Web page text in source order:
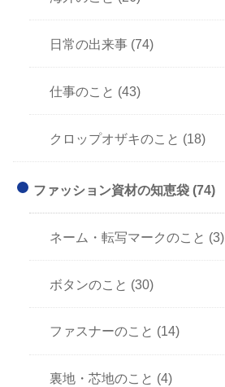
日常の出来事 (74)
仕事のこと (43)
クロップオザキのこと (18)
ファッション資材の知恵袋(74)
ネーム・転写マークのこと (3)
ボタンのこと (30)
ファスナーのこと (14)
裏地・芯地のこと (4)